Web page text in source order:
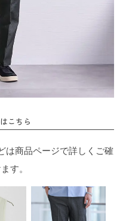
こちら
は商品ページで詳しくご確
す。